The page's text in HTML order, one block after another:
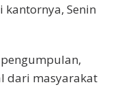
kantornya, Senin
dari masyarakat